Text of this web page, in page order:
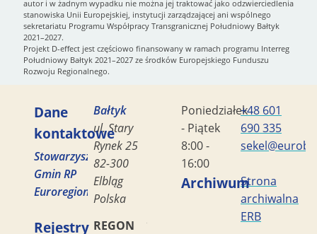
autor i w żadnym wypadku nie można jej traktować jako odzwierciedlenia
stanowiska Unii Europejskiej, instytucji zarządzającej ani wspólnego
sekretariatu Programu Współpracy Transgranicznej Południowy Bałtyk
2021–2027.
Projekt D-effect jest częściowo finansowany w ramach programu Interreg
Południowy Bałtyk 2021–2027 ze środków Europejskiego Funduszu
Rozwoju Regionalnego.
Dane
kontaktowe
Stowarzyszenie
Gmin RP
Euroregion
Bałtyk
ul. Stary
Rynek 25
82-300
Elbląg
Polska
Rejestry REGON 170419477
Poniedziałek
- Piątek
8:00 -
16:00
+48 601
690 335
ArchiwumStrona
archiwalna
ERB